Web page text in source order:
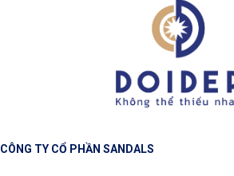
CÔNG TY CỔ PHẦN SANDALS